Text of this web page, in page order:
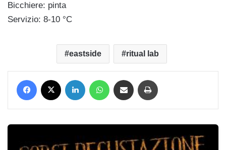
Bicchiere: pinta
Servizio: 8-10 °C
eastside ritual lab
Facebook LinkedIn WhatsApp Condividi via mail